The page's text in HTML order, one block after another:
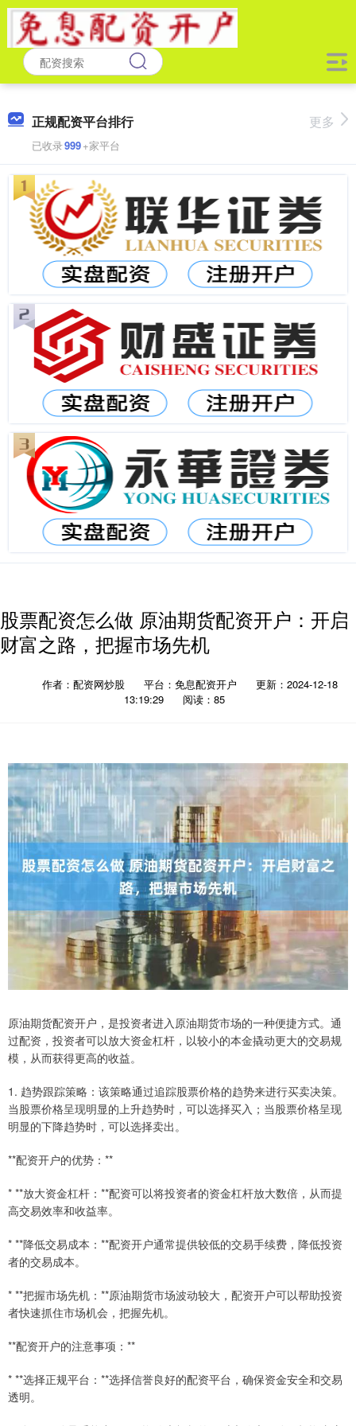
正规配资平台排行
已收录999+家平台
更多
股票配资怎么做 原油期货配资开户：开启
财富之路，把握市场先机
作者：配资网炒股 平台：免息配资开户
更新：2024-12-18
13:19:29
阅读：85
原油期货配资开户，是投资者进入原油期货市场的一种便捷方式。通
过配资，投资者可以放大资金杠杆，以较小的本金撬动更大的交易规
模，从而获得更高的收益。
1. 趋势跟踪策略：该策略通过追踪股票价格的趋势来进行买卖决策。
当股票价格呈现明显的上升趋势时，可以选择买入；当股票价格呈现
明显的下降趋势时，可以选择卖出。
**配资开户的优势：**
* **放大资金杠杆：**配资可以将投资者的资金杠杆放大数倍，从而提
高交易效率和收益率。
* **降低交易成本：**配资开户通常提供较低的交易手续费，降低投资
者的交易成本。
* **把握市场先机：**原油期货市场波动较大，配资开户可以帮助投资
者快速抓住市场机会，把握先机。
**配资开户的注意事项：**
* **选择正规平台：**选择信誉良好的配资平台，确保资金安全和交易
透明。